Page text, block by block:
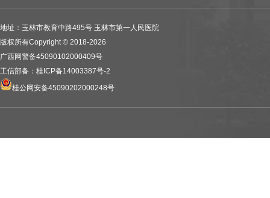
地址：玉林市教育中路495号 玉林市第一人民医院
版权所有Copyright © 2018-2026
广西网警备45090102000409号
工信部备：桂ICP备14003387号-2
桂公网安备45090202000248号